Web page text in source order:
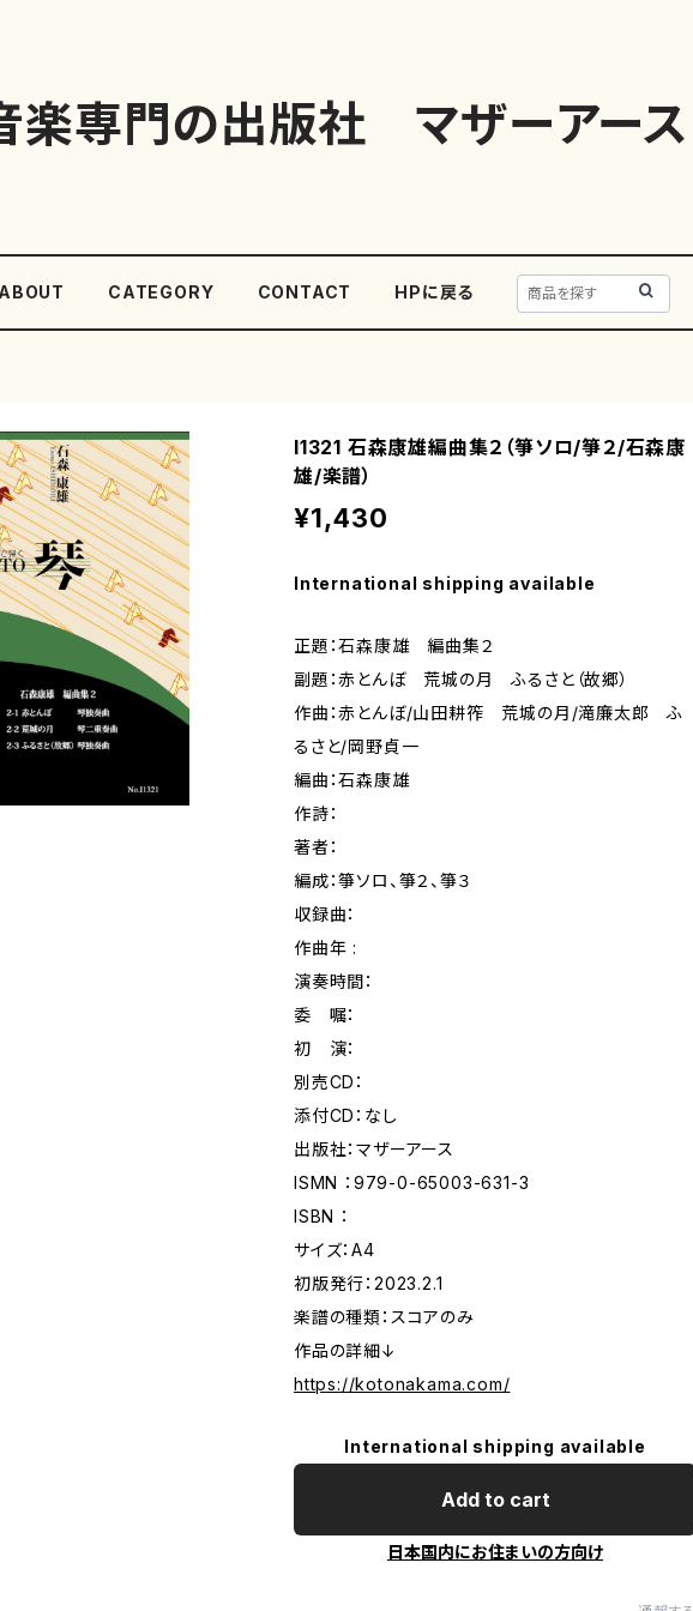
楽専門の出版社 マザーアース
ABOUT CATEGORY CONTACT HPに戻る
I1321 石森康雄編曲集２（箏ソロ/箏２/石森康
雄/楽譜）
¥1,430
International shipping available
正題：石森康雄 編曲集２
副題：赤とんぼ 荒城の月 ふるさと（故郷）
作曲：赤とんぼ/山田耕筰 荒城の月/滝廉太郎 ふ
るさと/岡野貞一
編曲：石森康雄
作詩：
著者：
編成：箏ソロ、箏２、箏３
収録曲：
作曲年 :
演奏時間：
委 嘱：
初 演：
別売CD：
添付CD：なし
出版社：マザーアース
ISMN ：979-0-65003-631-3
ISBN ：
サイズ：A4
初版発行：2023.2.1
楽譜の種類：スコアのみ
作品の詳細↓
https://kotonakama.com/
International shipping available
Add to cart
日本国内にお住まいの方向け